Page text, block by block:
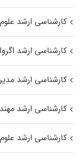
کارشناسی ارشد
کارشناسی ارشد
کارشناسی ارشد
کارشناسی ارشد
کارشناسی ارشد